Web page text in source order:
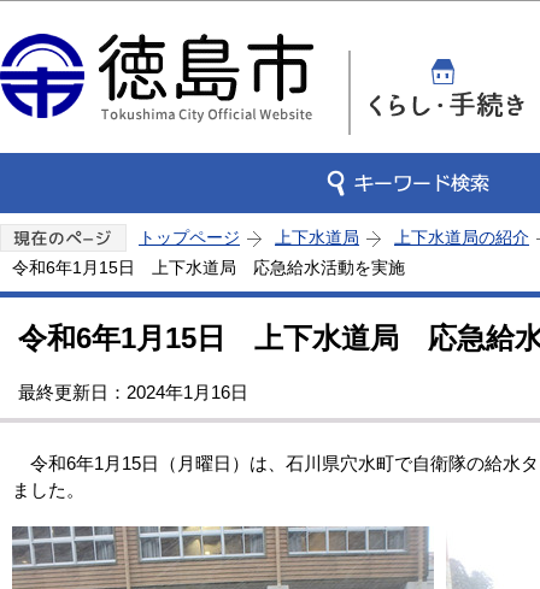
トップページ 上下水道局
上下水道局の紹介
令和6年1月15日 上下水道局 応急給水活動を実施
令和6年1月15日 上下水道局 応急給
最終更新日：2024年1月16日
令和6年1月15日（月曜日）は、石川県穴水町で自衛隊の給水
ました。